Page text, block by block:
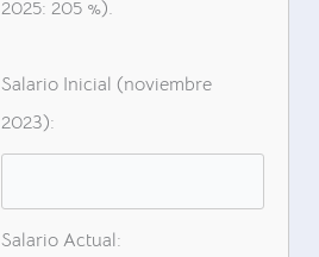
2025: 205 %).
Salario Inicial (noviembre
2023):
Salario Actual: